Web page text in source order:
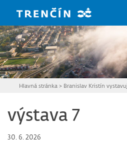
Hlavná stránka > Branislav Kristín
výstava 7
30. 6. 2026